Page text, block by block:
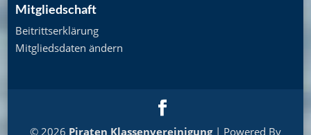
Mitgliedschaft
Beitrittserklärung
Mitgliedsdaten ändern
© 2026 Piraten Klassenvereinigung| Powered By